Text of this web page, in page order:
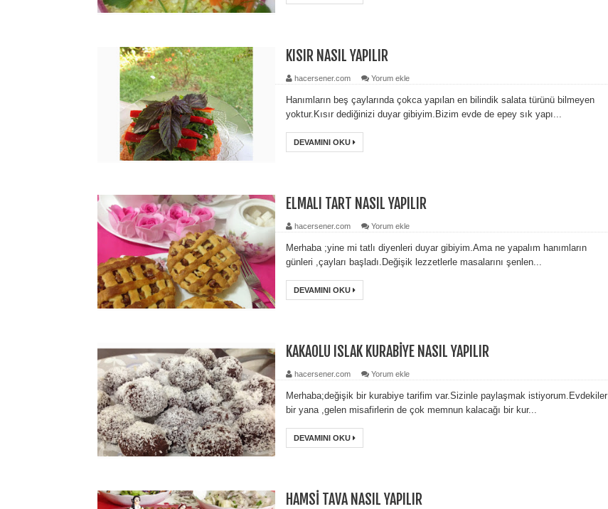
KISIR NASIL YAPILIR
hacersener.com Yorum ekle
Hanımların beş çaylarında çokca yapılan en bilindik salata türünü bilmeyen
yoktur.Kısır dediğinizi duyar gibiyim.Bizim evde de epey sık yapı...
DEVAMINI OKU
ELMALI TART NASIL YAPILIR
hacersener.com Yorum ekle
Merhaba ;yine mi tatlı diyenleri duyar gibiyim.Ama ne yapalım hanımların
günleri ,çayları başladı.Değişik lezzetlerle masalarını şenlen...
DEVAMINI OKU
KAKAOLU ISLAK KURABİYE NASIL YAPILIR
hacersener.com Yorum ekle
Merhaba;değişik bir kurabiye tarifim var.Sizinle paylaşmak istiyorum.Evdekiler
bir yana ,gelen misafirlerin de çok memnun kalacağı bir kur...
DEVAMINI OKU
HAMSİ TAVA NASIL YAPILIR